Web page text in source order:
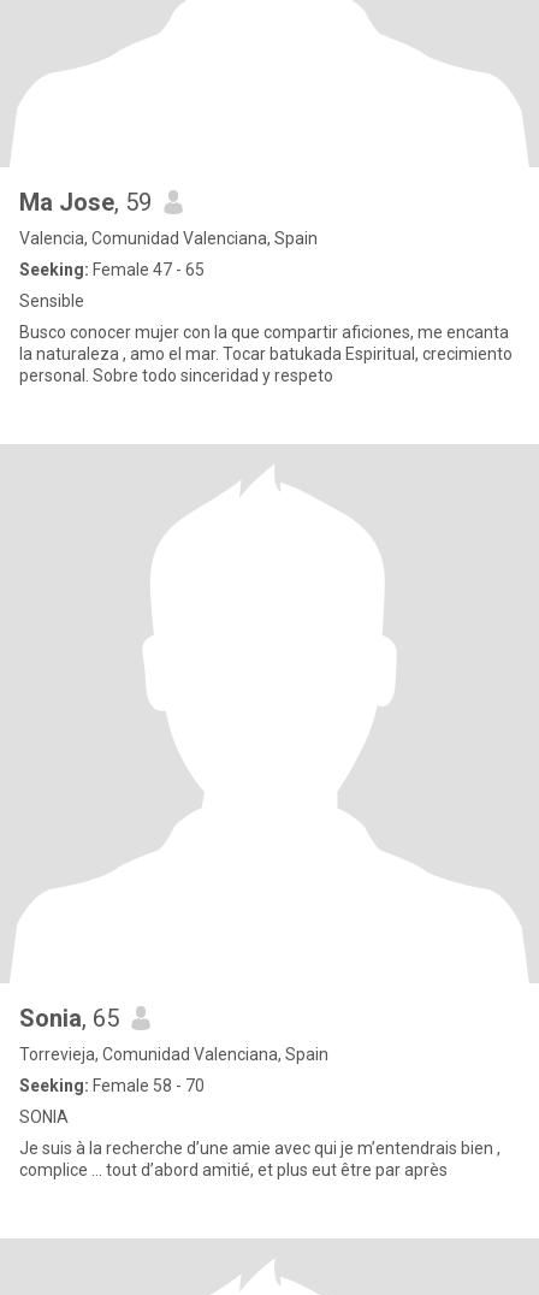
Ma Jose, 59
Valencia, Comunidad Valenciana, Spain
Seeking: Female 47 - 65
Sensible
Busco conocer mujer con la que compartir aficiones, me encanta
la naturaleza , amo el mar. Tocar batukada Espiritual, crecimiento
personal. Sobre todo sinceridad y respeto
Sonia, 65
Torrevieja, Comunidad Valenciana, Spain
Seeking: Female 58 - 70
SONIA
Je suis à la recherche d’une amie avec qui je m’entendrais bien ,
complice ... tout d’abord amitié, et plus eut être par après